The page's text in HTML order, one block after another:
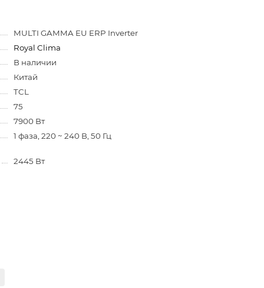
MULTI GAMMA EU ERP Inverter
Royal Clima
В наличии
Китай
TCL
75
7900 Вт
1 фаза, 220 ~ 240 В, 50 Гц
2445 Вт